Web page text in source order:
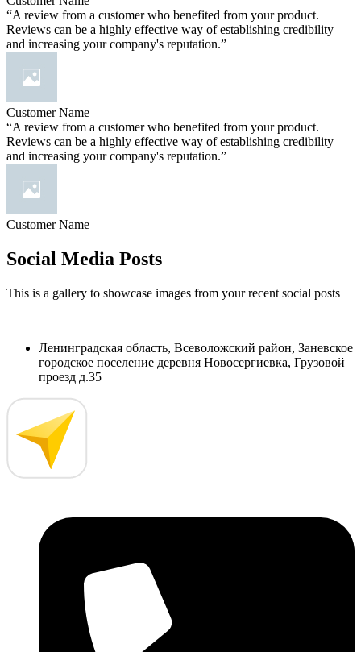
“A review from a customer who benefited from your product.
Reviews can be a highly effective way of establishing credibility
and increasing your company's reputation.”
Customer Name
“A review from a customer who benefited from your product.
Reviews can be a highly effective way of establishing credibility
and increasing your company's reputation.”
Customer Name
Social Media Posts
This is a gallery to showcase images from your recent social posts
Ленинградская область, Всеволожский район, Заневское
городское поселение деревня Новосергиевка, Грузовой
проезд д.35